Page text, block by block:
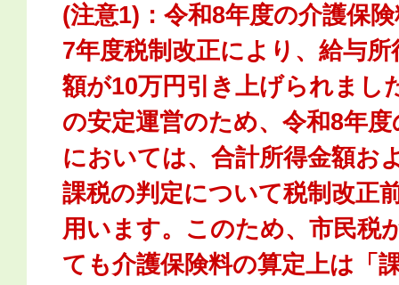
(注意1)：令和8年度の介護保
7年度税制改正により、給与
額が10万円引き上げられまし
の安定運営のため、令和8年
においては、合計所得金額お
課税の判定について税制改正
用います。このため、市民税
ても介護保険料の算定上は「